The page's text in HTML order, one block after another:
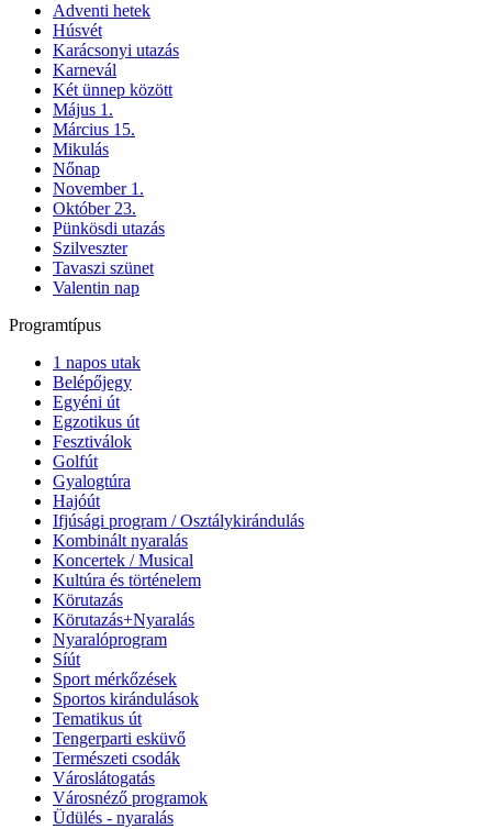
Adventi hetek
Húsvét
Karácsonyi utazás
Karnevál
Két ünnep között
Május 1.
Március 15.
Mikulás
Nőnap
November 1.
Október 23.
Pünkösdi utazás
Szilveszter
Tavaszi szünet
Valentin nap
Programtípus
1 napos utak
Belépőjegy
Egyéni út
Egzotikus út
Fesztiválok
Golfút
Gyalogtúra
Hajóút
Ifjúsági program / Osztálykirándulás
Kombinált nyaralás
Koncertek / Musical
Kultúra és történelem
Körutazás
Körutazás+Nyaralás
Nyaralóprogram
Síút
Sport mérkőzések
Sportos kirándulások
Tematikus út
Tengerparti esküvő
Természeti csodák
Városlátogatás
Városnéző programok
Üdülés - nyaralás